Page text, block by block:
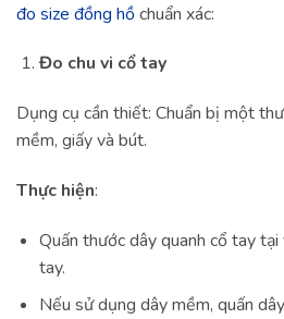
đo size đồng hồchuẩn xác:
Đo chu vi cổ tay
Dụng cụ cần thiết: Chuẩn bị một
mềm, giấy và bút.
Thực hiện:
Quấn thước dây quanh cổ tay
tay.
Nếu sử dụng dây mềm, quấn